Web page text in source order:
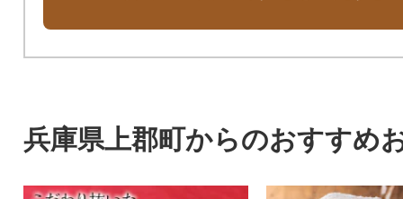
兵庫県上郡町からのおすすめ